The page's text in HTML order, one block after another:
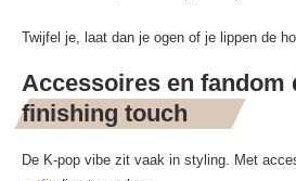
Twijfel je, laat dan je ogen of je lippen de
Accessoires en fandom
finishing touch
De K-pop vibe zit vaak in styling. Met